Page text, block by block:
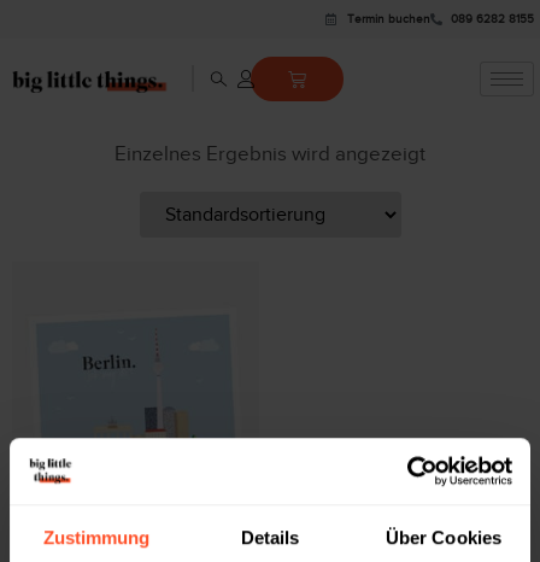
Zustimmung Details Über Cookies
Termin buchen 089 6282 8155
Einzelnes Ergebnis wird angezeigt
GRUSSKARTE